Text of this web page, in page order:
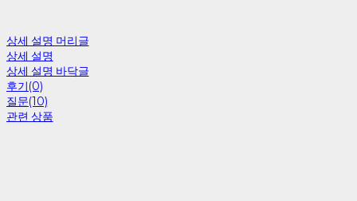
상세 설명 머리글
상세 설명
상세 설명 바닥글
후기(0)
질문(10)
관련 상품